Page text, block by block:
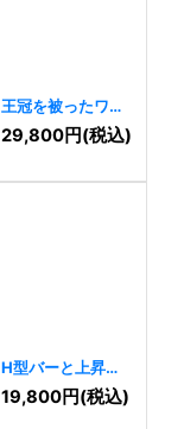
王冠を被ったワシ
のロゴ [10833]
29,800円(税込)
H型バーと上昇矢
印の成長促進ロゴ
10815 ]
19,800円(税込)